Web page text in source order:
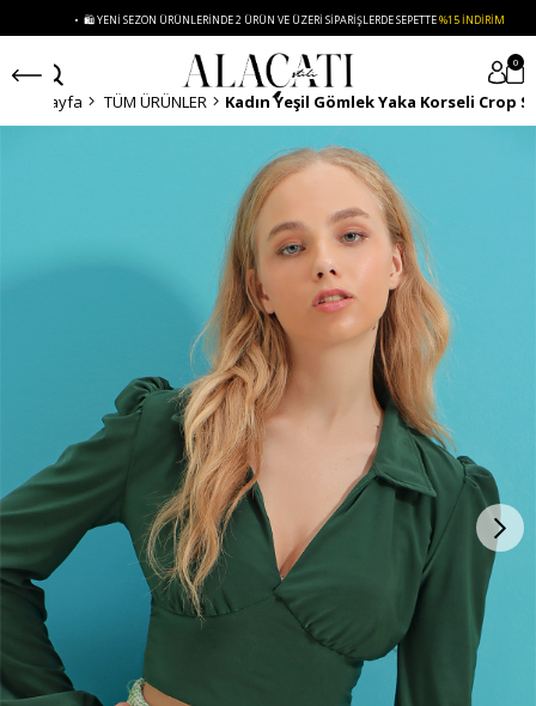
• 🛍️ YENI SEZON ÜRÜNLERINDE 2 ÜRÜN VE ÜZERI SIPARIŞLERDE SEPETTE%15 İNDIRIM
0
Anasayfa TÜM ÜRÜNLER